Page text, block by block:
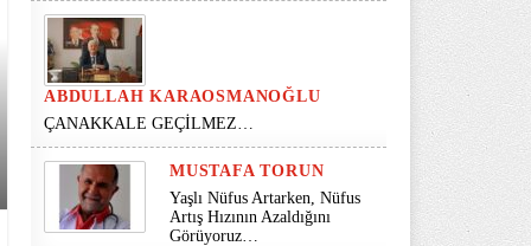
ABDULLAH KARAOSMANOĞLU
ÇANAKKALE GEÇİLMEZ…
MUSTAFA TORUN
Yaşlı Nüfus Artarken, Nüfus
Artış Hızının Azaldığını
Görüyoruz…